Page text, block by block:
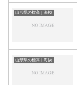
山形県の標高｜海抜
山形県の標高｜海抜